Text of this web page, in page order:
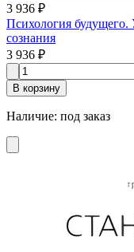
3 936 ₽
Психология
сознания
3 936 ₽
В корзину
Наличие: под заказ